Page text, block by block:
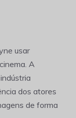
usar
A
dos atores
de forma